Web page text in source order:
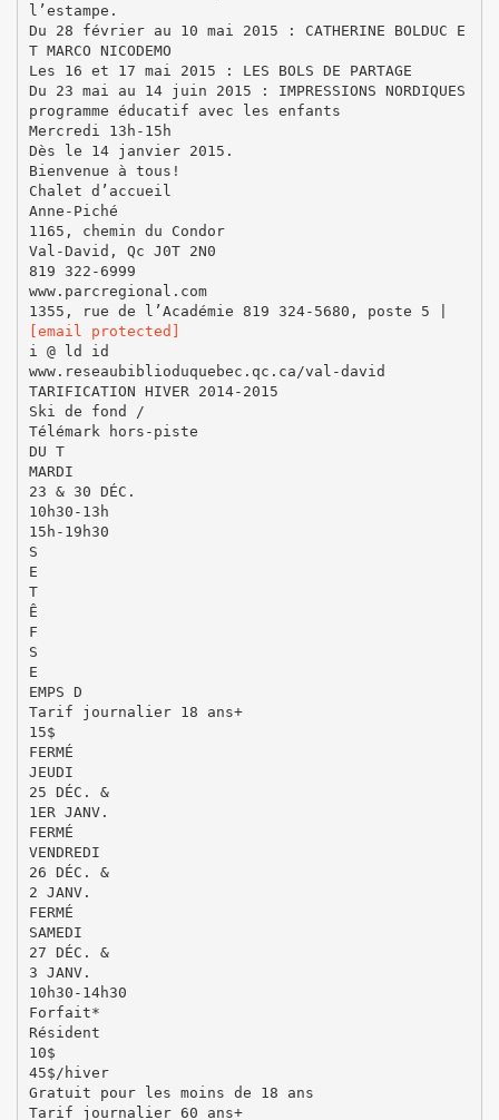
l’estampe.
Du 28 février au 10 mai 2015 : CATHERINE BOLDUC E
T MARCO NICODEMO
Les 16 et 17 mai 2015 : LES BOLS DE PARTAGE
Du 23 mai au 14 juin 2015 : IMPRESSIONS NORDIQUES
programme éducatif avec les enfants
Mercredi 13h-15h
Dès le 14 janvier 2015.
Bienvenue à tous!
Chalet d’accueil
Anne-Piché
1165, chemin du Condor
Val-David, Qc J0T 2N0
819 322-6999
www.parcregional.com
1355, rue de l’Académie 819 324-5680, poste 5 |
[email protected]
i @ ld id
www.reseaubiblioduquebec.qc.ca/val-david
TARIFICATION HIVER 2014-2015
Ski de fond /
Télémark hors-piste
DU T
MARDI
23 & 30 DÉC.
10h30-13h
15h-19h30
S
E
T
Ê
F
S
E
EMPS D
Tarif journalier 18 ans+
15$
FERMÉ
JEUDI
25 DÉC. &
1ER JANV.
FERMÉ
VENDREDI
26 DÉC. &
2 JANV.
FERMÉ
SAMEDI
27 DÉC. &
3 JANV.
10h30-14h30
Forfait*
Résident
10$
45$/hiver
Gratuit pour les moins de 18 ans
Tarif journalier 60 ans+